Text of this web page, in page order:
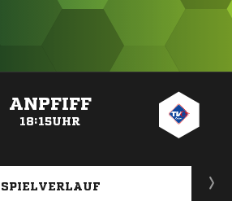
ANPFIFF
18:15UHR
SPIELVERLAUF